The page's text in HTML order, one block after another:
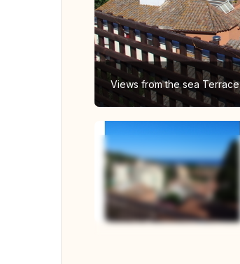
Views from the sea Terrace